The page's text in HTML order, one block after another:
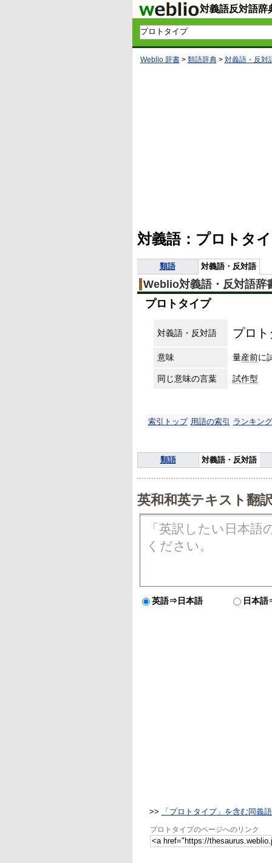
対義語反対語辞
Weblio 辞書> 類語辞典> 対義語・反対
対義語：プロトタ
類語 対義語・反対語
Weblio対義語・反対語辞
プロトタイプ
対義語・反対語 プロ
意味 量産前に
同じ意味の言葉 試作型
索引トップ 用語の索引 ランキング
類語 対義語・反対語
英和和英テキスト翻
英語⇒日本語 日本
>> 「プロトタイプ」を含む同義
プロトタイプのページへのリンク